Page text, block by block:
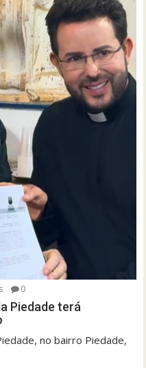
0
Piedade terá
no bairro Piedade,